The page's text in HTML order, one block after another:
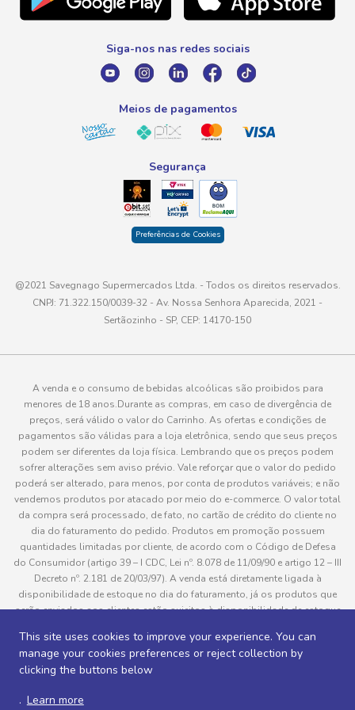
This site uses cookies to improve your experience. You can
manage your cookies preferences or reject collection by
clicking the buttons below
. Learn more
Promoção Fim de Ano
0800 016 6680
atendimento@savegnago.com.br
Siga-nos nas redes sociais
Meios de pagamentos
Segurança
Preferências de Cookies
@2021 Savegnago Supermercados Ltda. - Todos os direitos reservados.
CNPJ: 71.322.150/0039-32 - Av. Nossa Senhora Aparecida, 2021 -
Sertãozinho - SP, CEP: 14170-150
A venda e o consumo de bebidas alcoólicas são proibidos para
menores de 18 anos.Durante as compras, em caso de divergência de
preços, será válido o valor do Carrinho. As ofertas e condições de
pagamentos são válidas para a loja eletrônica, sendo que seus preços
podem ser diferentes da loja física. Lembrando que os preços podem
sofrer alterações sem aviso prévio. Vale reforçar que o valor do pedido
poderá ser alterado, para menos, por conta de produtos variáveis; e não
vendemos produtos por atacado por meio do e-commerce. O valor total
da compra será processado, de fato, no cartão de crédito do cliente no
dia do faturamento do pedido. Produtos em promoção possuem
quantidades limitadas por cliente, de acordo com o Código de Defesa
do Consumidor (artigo 39 – I CDC, Lei nº. 8.078 de 11/09/90 e artigo 12 – III
Decreto nº. 2.181 de 20/03/97). A venda está diretamente ligada à
disponibilidade de estoque no dia do faturamento, já os produtos que
serão enviados aos clientes estão sujeitos à disponibilidade de estoque
pedido do cliente, este não será entregue e o valor do item não será
cobrado. As fotos dos produtos no site são ilustrativas, podendo haver
divergência com o produto real e todos os pedidos estão sujeitos à